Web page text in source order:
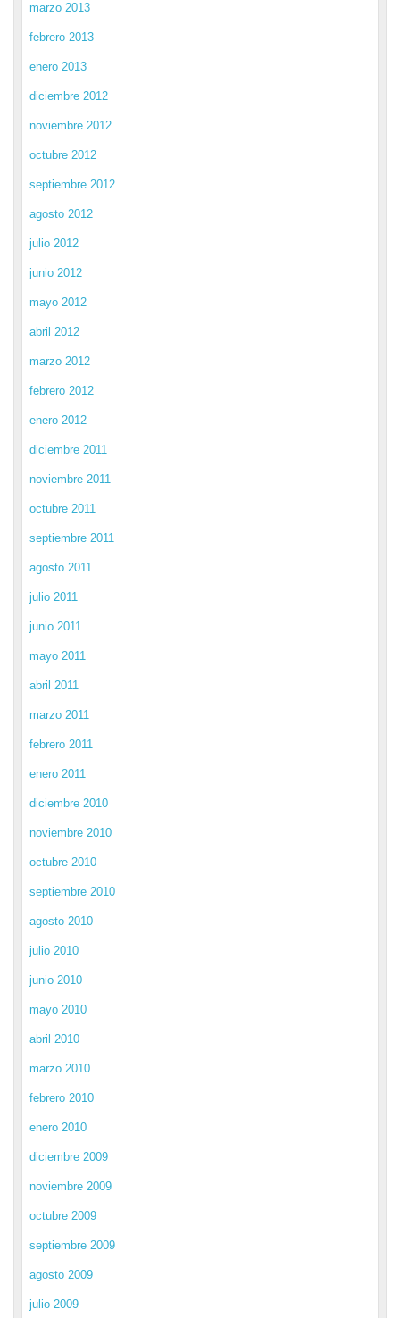
marzo 2013
febrero 2013
enero 2013
diciembre 2012
noviembre 2012
octubre 2012
septiembre 2012
agosto 2012
julio 2012
junio 2012
mayo 2012
abril 2012
marzo 2012
febrero 2012
enero 2012
diciembre 2011
noviembre 2011
octubre 2011
septiembre 2011
agosto 2011
julio 2011
junio 2011
mayo 2011
abril 2011
marzo 2011
febrero 2011
enero 2011
diciembre 2010
noviembre 2010
octubre 2010
septiembre 2010
agosto 2010
julio 2010
junio 2010
mayo 2010
abril 2010
marzo 2010
febrero 2010
enero 2010
diciembre 2009
noviembre 2009
octubre 2009
septiembre 2009
agosto 2009
julio 2009